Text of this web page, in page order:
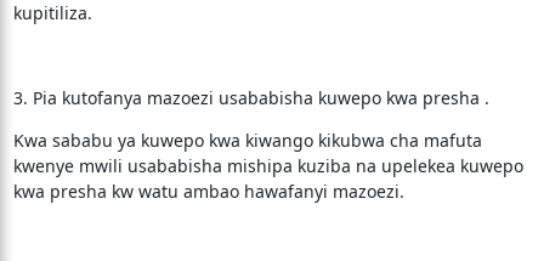
kupitiliza.
3. Pia kutofanya mazoezi usababisha kuwepo kwa presha .
Kwa sababu ya kuwepo kwa kiwango kikubwa cha mafuta
kwenye mwili usababisha mishipa kuziba na upelekea kuwepo
kwa presha kw watu ambao hawafanyi mazoezi.